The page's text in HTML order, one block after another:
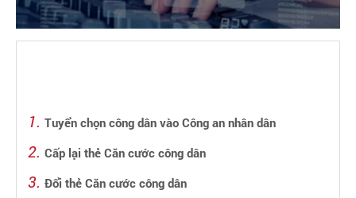
Tuyển chọn công dân vào Công an nhân dân
Cấp lại thẻ Căn cước công dân
Đổi thẻ Căn cước công dân